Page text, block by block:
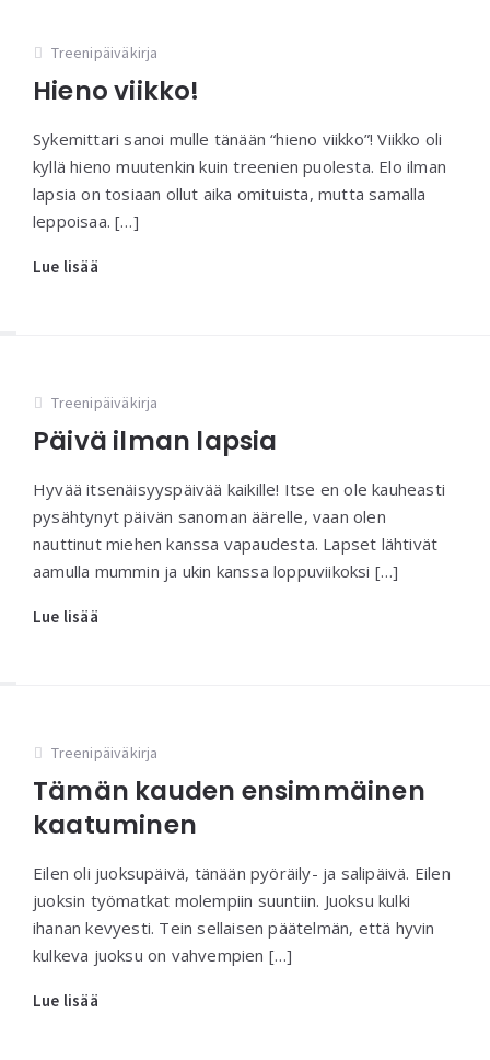
Treenipäiväkirja
Hieno viikko!
Sykemittari sanoi mulle tänään “hieno viikko”! Viikko oli
kyllä hieno muutenkin kuin treenien puolesta. Elo ilman
lapsia on tosiaan ollut aika omituista, mutta samalla
leppoisaa. […]
Lue lisää
Treenipäiväkirja
Päivä ilman lapsia
Hyvää itsenäisyyspäivää kaikille! Itse en ole kauheasti
pysähtynyt päivän sanoman äärelle, vaan olen
nauttinut miehen kanssa vapaudesta. Lapset lähtivät
aamulla mummin ja ukin kanssa loppuviikoksi […]
Lue lisää
Treenipäiväkirja
Tämän kauden ensimmäinen
kaatuminen
Eilen oli juoksupäivä, tänään pyöräily- ja salipäivä. Eilen
juoksin työmatkat molempiin suuntiin. Juoksu kulki
ihanan kevyesti. Tein sellaisen päätelmän, että hyvin
kulkeva juoksu on vahvempien […]
Lue lisää